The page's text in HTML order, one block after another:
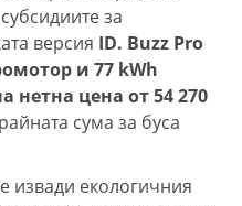
за
версия ID. Buzz Pro
и 77 kWh
нетна цена от 54 270
сума за буса
извади екологичния